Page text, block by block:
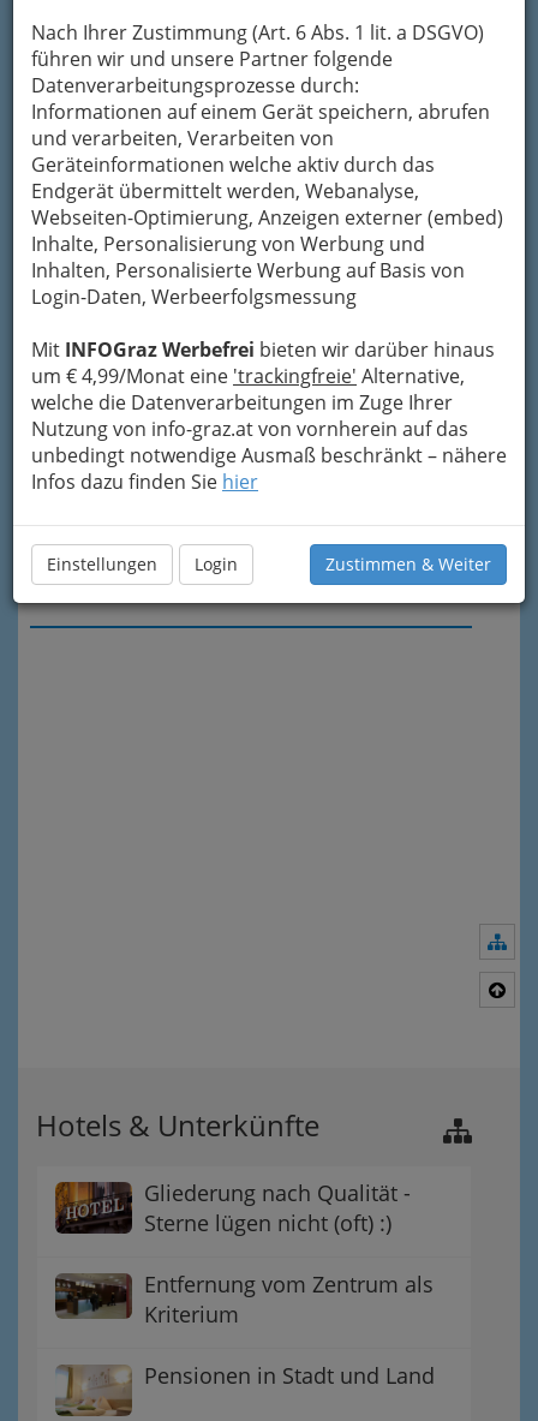
Nach Ihrer Zustimmung (Art. 6 Abs. 1 lit. a DSGVO)
führen wir und unsere Partner folgende
Datenverarbeitungsprozesse durch:
Informationen auf einem Gerät speichern, abrufen
und verarbeiten, Verarbeiten von
Geräteinformationen welche aktiv durch das
Endgerät übermittelt werden, Webanalyse,
Webseiten-Optimierung, Anzeigen externer (embed)
Inhalte, Personalisierung von Werbung und
Inhalten, Personalisierte Werbung auf Basis von
Login-Daten, Werbeerfolgsmessung
Mit INFOGraz Werbefrei bieten wir darüber hinaus
um € 4,99/Monat eine 'trackingfreie' Alternative,
welche die Datenverarbeitungen im Zuge Ihrer
Nutzung von info-graz.at von vornherein auf das
unbedingt notwendige Ausmaß beschränkt – nähere
Infos dazu finden Sie hier
Einstellungen Login Zustimmen & Weiter
Mein Name
Meine Email Adresse
Mein Betreff
Meine Nachricht
Meine Nachricht senden
Hotels & Unterkünfte
Gliederung nach Qualität -
Sterne lügen nicht (oft) :)
Entfernung vom Zentrum als
Kriterium
Pensionen in Stadt und Land